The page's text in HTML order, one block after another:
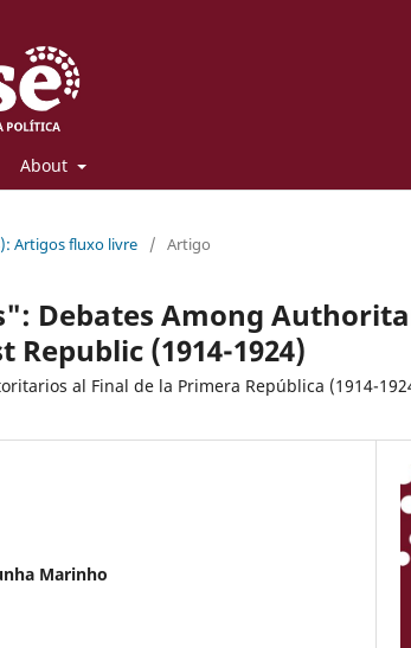
About
Artigos fluxo livre / Artigo
Debates Among
(1914-1924)
al Final de la Primera República (1914-
Marinho